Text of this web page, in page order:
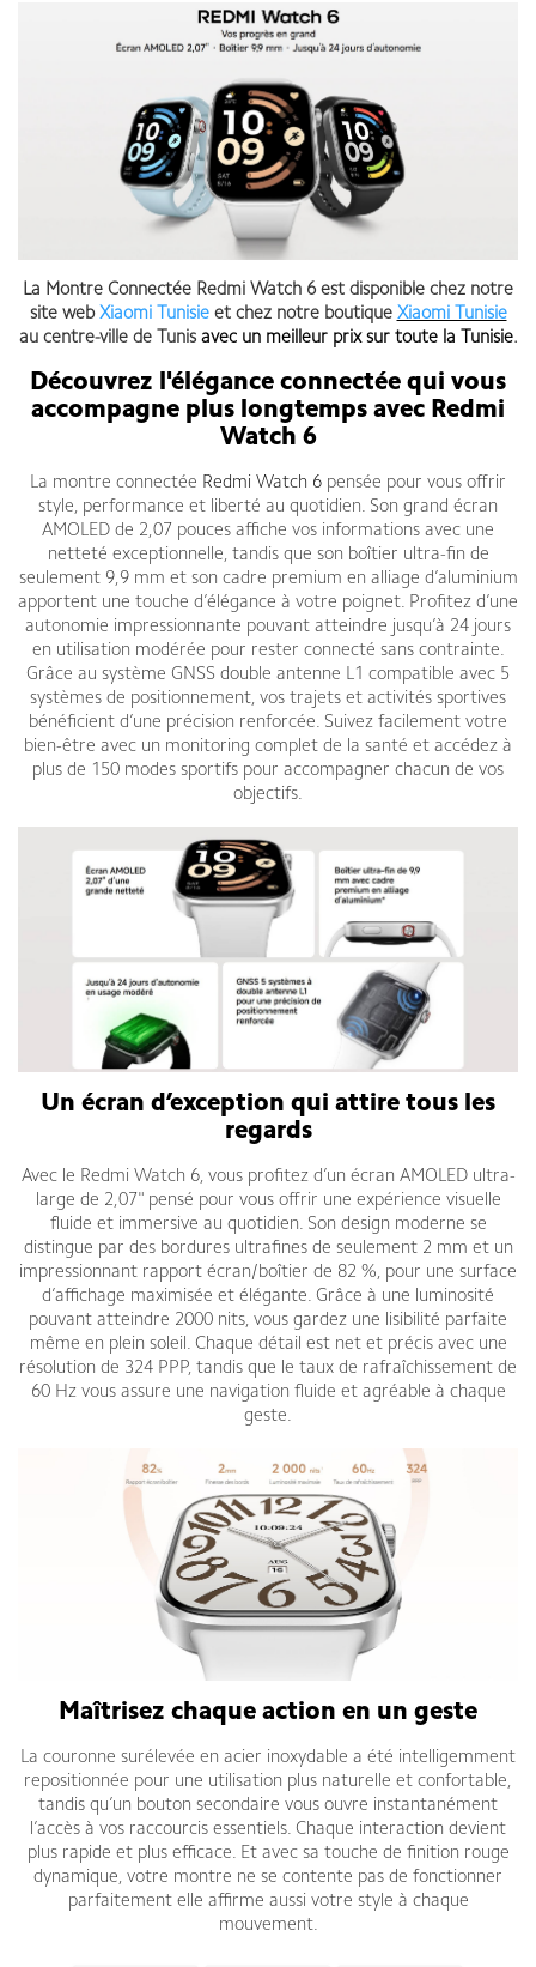
La Montre Connectée Redmi Watch 6 est disponible chez notre
site web Xiaomi Tunisieet chez notre boutique Xiaomi Tunisie
au centre-ville de Tunis avec un meilleur prix sur toute la Tunisie.
Découvrez l'élégance connectée qui vous
accompagne plus longtemps avec Redmi
Watch 6
La montre connectée Redmi Watch 6 pensée pour vous offrir
style, performance et liberté au quotidien. Son grand écran
AMOLED de 2,07 pouces affiche vos informations avec une
netteté exceptionnelle, tandis que son boîtier ultra-fin de
seulement 9,9 mm et son cadre premium en alliage d’aluminium
apportent une touche d’élégance à votre poignet. Profitez d’une
autonomie impressionnante pouvant atteindre jusqu’à 24 jours
en utilisation modérée pour rester connecté sans contrainte.
Grâce au système GNSS double antenne L1 compatible avec 5
systèmes de positionnement, vos trajets et activités sportives
bénéficient d’une précision renforcée. Suivez facilement votre
bien-être avec un monitoring complet de la santé et accédez à
plus de 150 modes sportifs pour accompagner chacun de vos
objectifs.
Un écran d’exception qui attire tous les
regards
Avec le Redmi Watch 6, vous profitez d’un écran AMOLED ultra-
large de 2,07" pensé pour vous offrir une expérience visuelle
fluide et immersive au quotidien. Son design moderne se
distingue par des bordures ultrafines de seulement 2 mm et un
impressionnant rapport écran/boîtier de 82 %, pour une surface
d’affichage maximisée et élégante. Grâce à une luminosité
pouvant atteindre 2000 nits, vous gardez une lisibilité parfaite
même en plein soleil. Chaque détail est net et précis avec une
résolution de 324 PPP, tandis que le taux de rafraîchissement de
60 Hz vous assure une navigation fluide et agréable à chaque
geste.
Maîtrisez chaque action en un geste
La couronne surélevée en acier inoxydable a été intelligemment
repositionnée pour une utilisation plus naturelle et confortable,
tandis qu’un bouton secondaire vous ouvre instantanément
l’accès à vos raccourcis essentiels. Chaque interaction devient
plus rapide et plus efficace. Et avec sa touche de finition rouge
dynamique, votre montre ne se contente pas de fonctionner
parfaitement elle affirme aussi votre style à chaque
mouvement.